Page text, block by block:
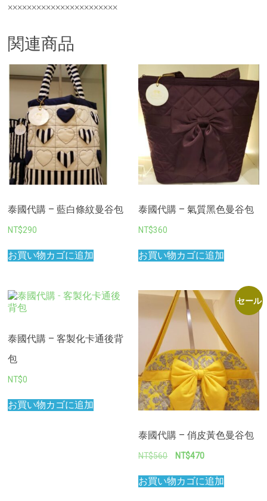
×××××××××××××××××××××××
関連商品
泰國代購 – 藍白條紋曼谷包
NT$290
お買い物カゴに追加
泰國代購 – 氣質黑色曼谷包
NT$360
お買い物カゴに追加
泰國代購 – 客製化卡通後背
包
NT$0
お買い物カゴに追加
セール
泰國代購 – 俏皮黃色曼谷包
NT$560
元
価
NT$470現
の
お買い物カゴに追加